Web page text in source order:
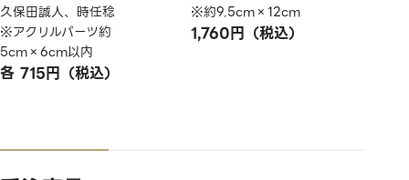
久保田誠人、時任稔
※アクリルパーツ約
5cm×6cm以内
各 715円（税込）
※約9.5cm×12cm
1,760円（税込）